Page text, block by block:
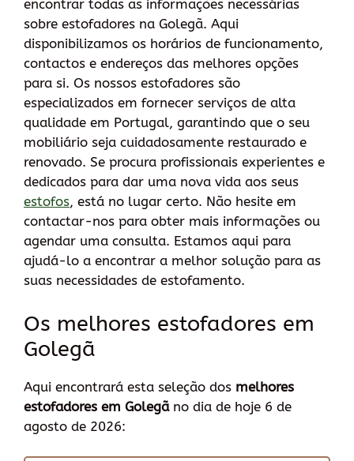
encontrar todas as informações necessárias
sobre estofadores na Golegã. Aqui
disponibilizamos os horários de funcionamento,
contactos e endereços das melhores opções
para si. Os nossos estofadores são
especializados em fornecer serviços de alta
qualidade em Portugal, garantindo que o seu
mobiliário seja cuidadosamente restaurado e
renovado. Se procura profissionais experientes e
dedicados para dar uma nova vida aos seus
estofos, está no lugar certo. Não hesite em
contactar-nos para obter mais informações ou
agendar uma consulta. Estamos aqui para
ajudá-lo a encontrar a melhor solução para as
suas necessidades de estofamento.
Os melhores estofadores em
Golegã
Aqui encontrará esta seleção dos melhores
estofadores em Golegãno dia de hoje 6 de
agosto de 2026: